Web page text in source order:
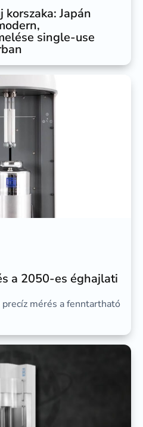
Japán
single-use
a 2050-es éghajlati
mérés a fenntartható